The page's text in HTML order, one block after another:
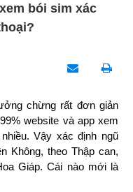
bói sim xác
chừng rất đơn giản
website và app xem
Vậy xác định ngũ
Không, theo Thập can,
Giáp. Cái nào mới là